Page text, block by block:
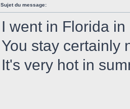
Sujet du message:
I went in Florida in
You stay certainly
It's very hot in